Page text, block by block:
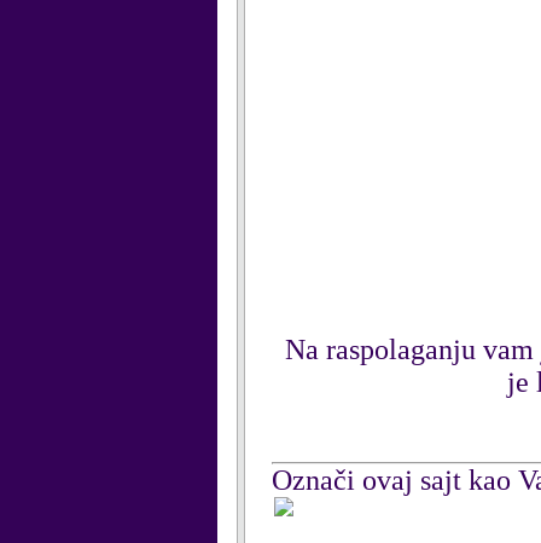
Na raspolaganju
je
Označi ovaj sajt kao